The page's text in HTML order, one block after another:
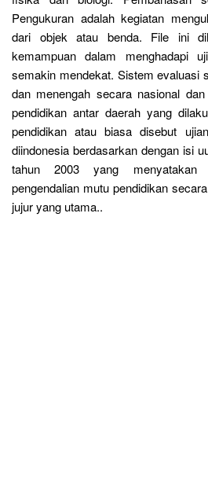
Pengukuran adalah kegiatan
dari objek atau benda. File ini
kemampuan dalam menghadapi
semakin mendekat. Sistem evaluasi
dan menengah secara nasional
pendidikan antar daerah yang
pendidikan atau biasa disebut
diindonesia berdasarkan dengan isi
tahun 2003 yang menyatakan
pengendalian mutu pendidikan
jujur yang utama..